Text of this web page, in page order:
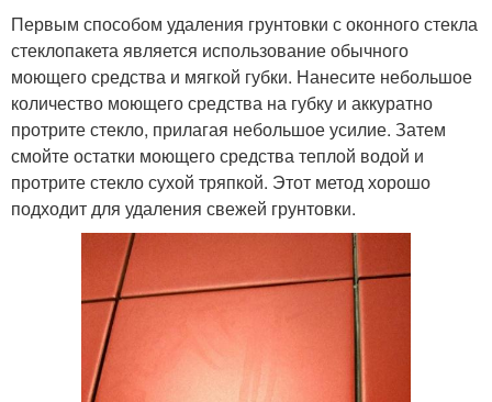
Первым способом удаления грунтовки с оконного стекла
стеклопакета является использование обычного
моющего средства и мягкой губки. Нанесите небольшое
количество моющего средства на губку и аккуратно
протрите стекло, прилагая небольшое усилие. Затем
смойте остатки моющего средства теплой водой и
протрите стекло сухой тряпкой. Этот метод хорошо
подходит для удаления свежей грунтовки.